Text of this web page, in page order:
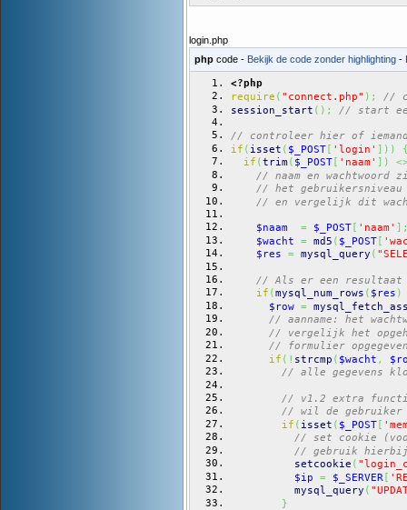
login.php
php code - Bekijk de code zonder highlighting -
<?php
require ( "connect.php" ) ;
//
session_start ( ) ; // start
// controleer hier of iemand
if ( isset ( $_POST[ 'login' ] ) )
if (trim ( $_POST [ 'naam' ] )
// naam en wachtwoord
// het gebruikersniveau
// en vergelijk dit
$naam = $_POST [ 'naam' ]
$wacht
= md5 ( $_POST[
$res
= mysql_query (
// Als er een resultaat
if (mysql_num_rows ( $res )
$row =
// aanname: het
// vergelijk het
// formulier opgegeven
if ( ! strcmp ( $wacht ,
// alle gegevens
// v1.2 extra
// wil de gebruiker
if ( isset ( $_POST[
// set cookie
// gebruik hierbij
setcookie (
$ip
= $_SERVER [
mysql_query (
}